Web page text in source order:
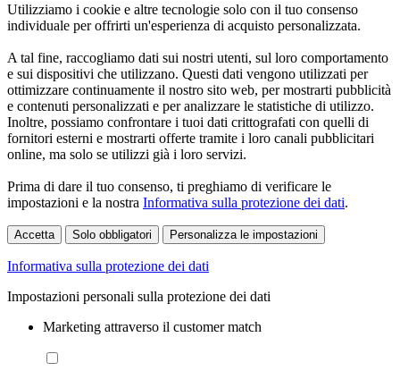
Utilizziamo i cookie e altre tecnologie solo con il tuo consenso
individuale per offrirti un'esperienza di acquisto personalizzata.
A tal fine, raccogliamo dati sui nostri utenti, sul loro comportamento
e sui dispositivi che utilizzano. Questi dati vengono utilizzati per
ottimizzare continuamente il nostro sito web, per mostrarti pubblicità
e contenuti personalizzati e per analizzare le statistiche di utilizzo.
Inoltre, possiamo confrontare i tuoi dati crittografati con quelli di
fornitori esterni e mostrarti offerte tramite i loro canali pubblicitari
online, ma solo se utilizzi già i loro servizi.
Prima di dare il tuo consenso, ti preghiamo di verificare le
impostazioni e la nostra Informativa sulla protezione dei dati.
Accetta Solo obbligatori Personalizza le impostazioni
Informativa sulla protezione dei dati
Impostazioni personali sulla protezione dei dati
Marketing attraverso il customer match